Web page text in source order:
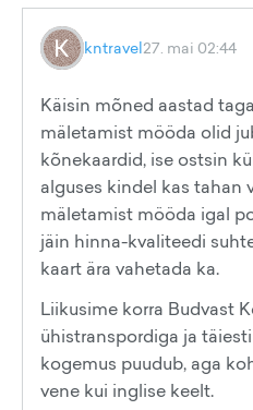
kntravel27. mai 02:44
Käisin mõned aastad
mäletamist mööda olid
kõnekaardid, ise ostsin
alguses kindel kas tahan
mäletamist mööda igal
jäin hinna-kvaliteedi
kaart ära vahetada ka.
Liikusime korra Budvast
ühistranspordiga ja
kogemus puudub, aga
vene kui inglise keelt.